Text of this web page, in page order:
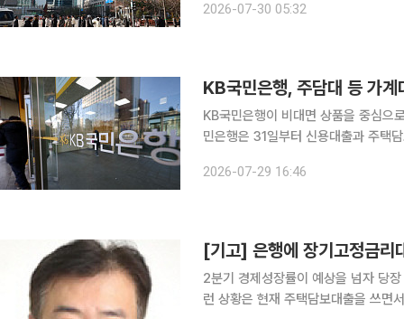
형 물류센터의 매각 일정이 길어지고
2026-07-30 05:32
KB국민은행, 주담대 등 가
KB국민은행이 비대면 상품을 중심으로 주요 가계대
민은행은 31일부터 신용대출과 주택
2026-07-29 16:46
2분기 경제성장률이 예상을 넘자 당
런 상황은 현재 주택담보대출을 쓰면